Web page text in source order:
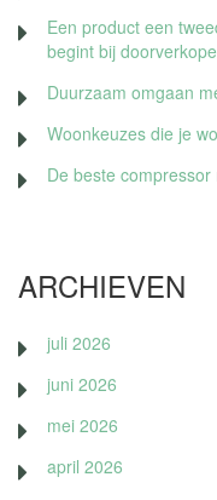
Een product een
begint bij
Duurzaam omgaan
Woonkeuzes die je
De beste
ARCHIEVEN
juli 2026
juni 2026
mei 2026
april 2026